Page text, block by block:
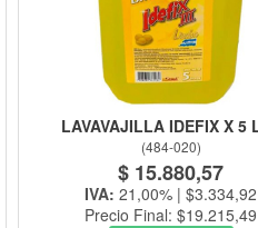
LAVAVAJILLA IDEFIX X 5
(484-020)
$ 15.880,57
IVA: 21,00% | $3.334,92
Precio Final: $19.215,49